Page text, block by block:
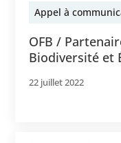
Appel à
OFB /
Biodiversité et
22 juillet 2022